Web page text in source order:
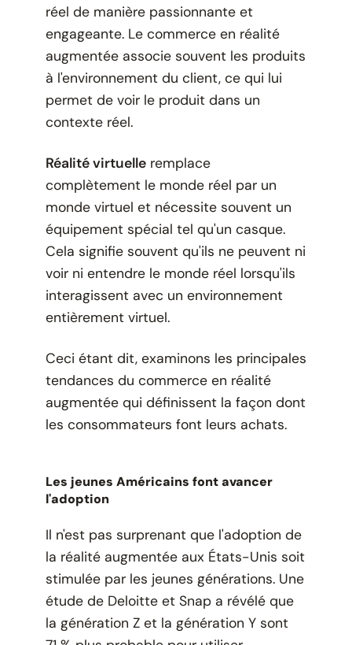
réel de manière passionnante et
engageante. Le commerce en réalité
augmentée associe souvent les produits
à l'environnement du client, ce qui lui
permet de voir le produit dans un
contexte réel.
Réalité virtuelleremplace
complètement le monde réel par un
monde virtuel et nécessite souvent un
équipement spécial tel qu'un casque.
Cela signifie souvent qu'ils ne peuvent ni
voir ni entendre le monde réel lorsqu'ils
interagissent avec un environnement
entièrement virtuel.
Ceci étant dit, examinons les principales
tendances du commerce en réalité
augmentée qui définissent la façon dont
les consommateurs font leurs achats.
Les jeunes Américains font avancer
l'adoption
Il n'est pas surprenant que l'adoption de
la réalité augmentée aux États-Unis soit
stimulée par les jeunes générations. Une
étude de Deloitte et Snap a révélé que
la génération Z et la génération Y sont